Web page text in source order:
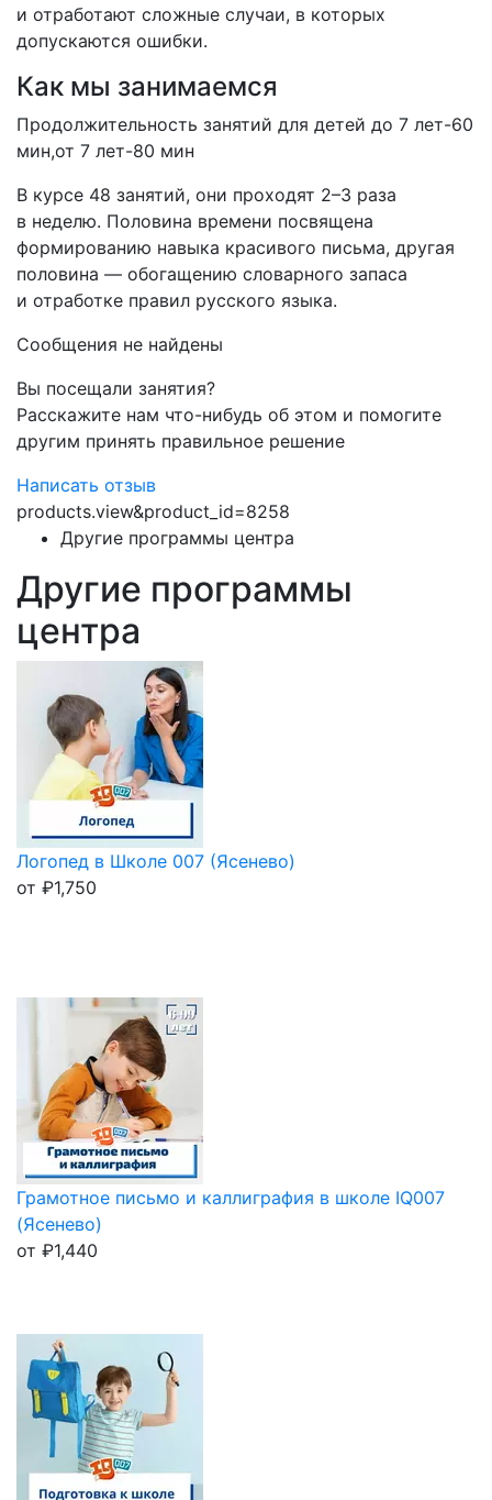
и отработают сложные случаи, в которых
допускаются ошибки.
Как мы занимаемся
Продолжительность занятий для детей до 7 лет-60
мин,от 7 лет-80 мин
В курсе 48 занятий, они проходят 2–3 раза
в неделю. Половина времени посвящена
формированию навыка красивого письма, другая
половина — обогащению словарного запаса
и отработке правил русского языка.
Сообщения не найдены
Вы посещали занятия?
Расскажите нам что-нибудь об этом и помогите
другим принять правильное решение
Написать отзыв
products.view&product_id=8258
Другие программы центра
Другие программы
центра
Логопед в Школе 007 (Ясенево)
от ₽1,750
Грамотное письмо и каллиграфия в школе IQ007
(Ясенево)
от ₽1,440